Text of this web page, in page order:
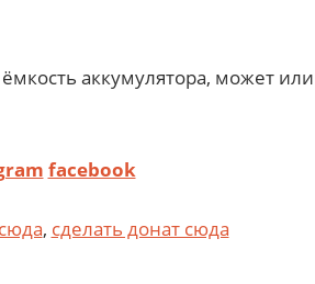
аккумулятора, может или
facebook
, сделать донат сюда